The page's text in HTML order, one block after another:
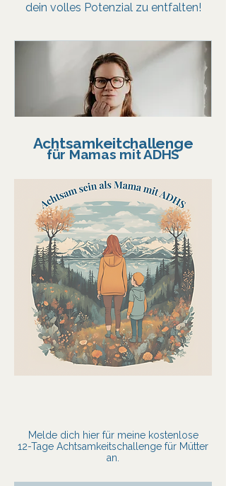
dein volles Potenzial zu entfalten!
Erstgespräch online
30 Min.
Kostenlos
Kostenlos
Buchung anfragen
Achtsamkeitchallenge
für Mamas mit ADHS
Melde dich hier für meine kostenlose
12-Tage Achtsamkeitschallenge für Mütter
an.